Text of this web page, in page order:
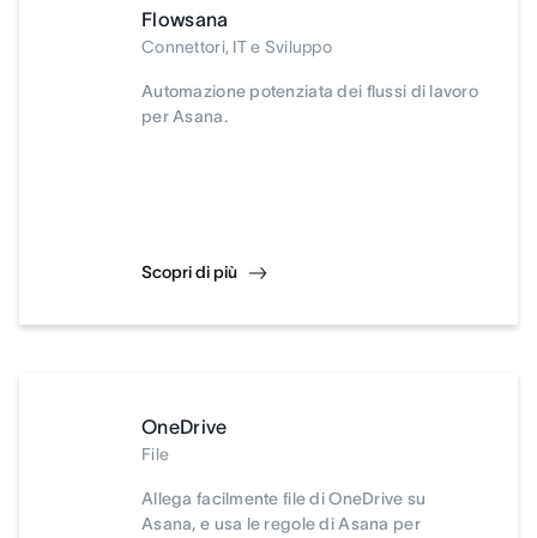
Flowsana
Connettori, IT e Sviluppo
Automazione potenziata dei flussi di lavoro
per Asana.
Scopri di più
OneDrive
File
Allega facilmente file di OneDrive su
Asana, e usa le regole di Asana per